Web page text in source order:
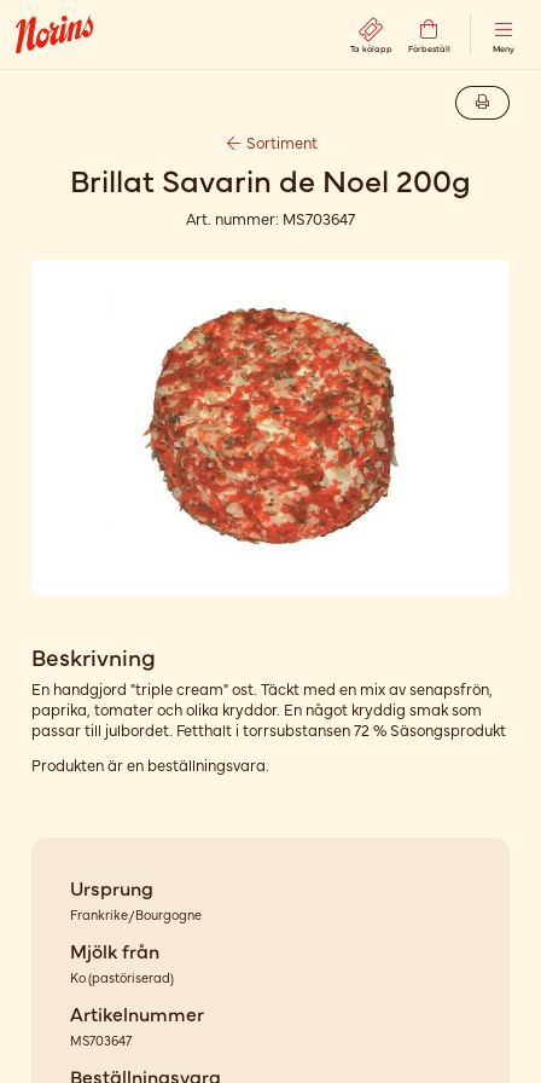
Ta kölapp Förbeställ Meny
Sortiment
Brillat Savarin de Noel 200g
Art. nummer: MS703647
Beskrivning
En handgjord "triple cream" ost. Täckt med en mix av senapsfrön,
paprika, tomater och olika kryddor. En något kryddig smak som
passar till julbordet. Fetthalt i torrsubstansen 72 % Säsongsprodukt
Produkten är en beställningsvara.
Ursprung
Frankrike/Bourgogne
Mjölk från
Ko(pastöriserad)
Artikelnummer
MS703647
Beställningsvara